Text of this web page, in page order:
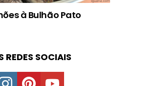
à Bulhão Pato
REDES SOCIAIS
instagrampinterestyoutube